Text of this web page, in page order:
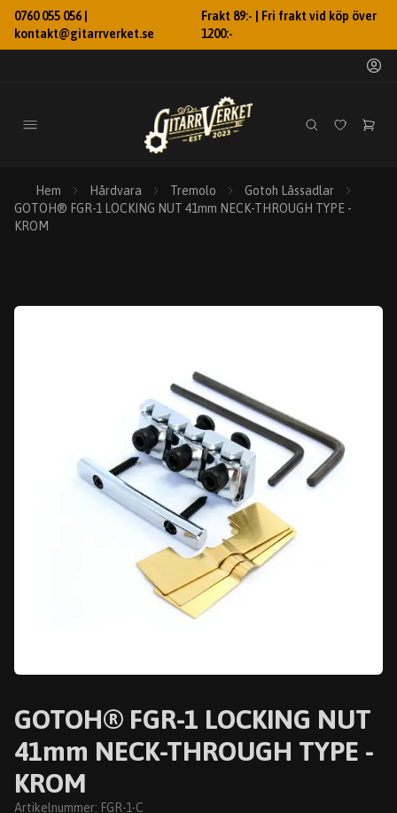
0760 055 056 |
kontakt@gitarrverket.se
Frakt 89:- | Fri frakt vid köp över
1200:-
Hem Hårdvara Tremolo
Gotoh Låssadlar
GOTOH® FGR-1 LOCKING NUT 41mm NECK-THROUGH TYPE -
KROM
GOTOH® FGR-1 LOCKING NUT
41mm NECK-THROUGH TYPE -
KROM
Artikelnummer: FGR-1-C